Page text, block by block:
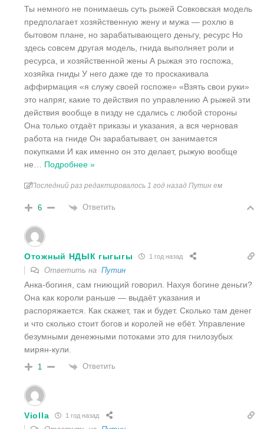
Ты немного не понимаешь суть рыжей Совковская модель
предполагает хозяйственную жену и мужа — рохлю в
бытовом плане, но зарабатывающего деньгу, ресурс Но
здесь совсем другая модель, гнида выполняет роли и
ресурса, и хозяйственной жены А рыжая это госпожа,
хозяйка гниды У него даже где то проскакивала
аффирмация «я служу своей госпоже» «Взять свои руки»
это напряг, какие то действия по управлению А рыжей эти
действия вообще в пизду не сдались с любой стороны
Она только отдаёт приказы и указания, а вся черновая
работа на гниде Он зарабатывает, он занимается
покупками И как именно он это делает, рыжую вообще
не… Подробнее »
Последний раз редактировалось 1 год назад Путин ем
6 Ответить
Отожный НДЫК гыгыгы 1 год назад
Ответить на Путин
Анка-богиня, сам гниющий говорил. Нахуя богине деньги?
Она как короли раньше — выдаёт указания и
распоряжается. Как скажет, так и будет. Сколько там денег
и что сколько стоит богов и королей не ебёт. Управление
безумными денежными потоками это для гнилозубых
мирян-кули.
1 Ответить
Violla 1 год назад